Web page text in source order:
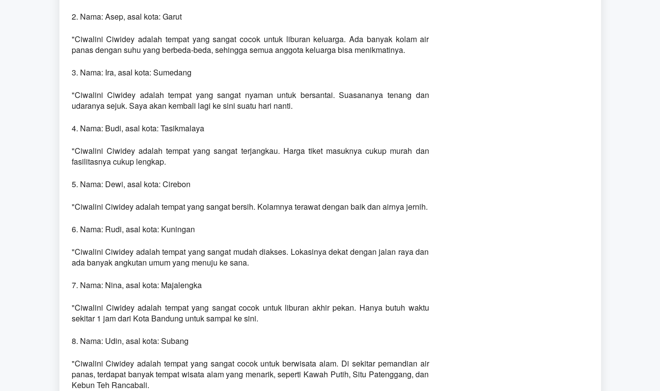
2. Nama: Asep, asal kota: Garut
"Ciwalini Ciwidey adalah tempat yang sangat cocok untuk liburan keluarga. Ada banyak kolam air
panas dengan suhu yang berbeda-beda, sehingga semua anggota keluarga bisa menikmatinya.
3. Nama: Ira, asal kota: Sumedang
"Ciwalini Ciwidey adalah tempat yang sangat nyaman untuk bersantai. Suasananya tenang dan
udaranya sejuk. Saya akan kembali lagi ke sini suatu hari nanti.
4. Nama: Budi, asal kota: Tasikmalaya
"Ciwalini Ciwidey adalah tempat yang sangat terjangkau. Harga tiket masuknya cukup murah dan
fasilitasnya cukup lengkap.
5. Nama: Dewi, asal kota: Cirebon
"Ciwalini Ciwidey adalah tempat yang sangat bersih. Kolamnya terawat dengan baik dan airnya jernih.
6. Nama: Rudi, asal kota: Kuningan
"Ciwalini Ciwidey adalah tempat yang sangat mudah diakses. Lokasinya dekat dengan jalan raya dan
ada banyak angkutan umum yang menuju ke sana.
7. Nama: Nina, asal kota: Majalengka
"Ciwalini Ciwidey adalah tempat yang sangat cocok untuk liburan akhir pekan. Hanya butuh waktu
sekitar 1 jam dari Kota Bandung untuk sampai ke sini.
8. Nama: Udin, asal kota: Subang
"Ciwalini Ciwidey adalah tempat yang sangat cocok untuk berwisata alam. Di sekitar pemandian air
panas, terdapat banyak tempat wisata alam yang menarik, seperti Kawah Putih, Situ Patenggang, dan
Kebun Teh Rancabali.